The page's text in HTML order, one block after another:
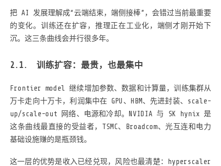
把 AI 发展理解成“云端结束，端侧接棒”，会错过当前最重要
的变化。训练还在扩容，推理正在工业化，端侧才刚开始下
沉。这三条曲线会并行很多年。
训练扩容：最贵，也最集中
Frontier model 继续增加参数、数据和计算量，训练集群从
万卡走向十万卡，利润集中在 GPU、HBM、先进封装、scale-
up/scale-out 网络、电源和冷却。NVIDIA 与 SK hynix 是
这条曲线最直接的受益者，TSMC、Broadcom、光互连和电力
基础设施赚的是瓶颈钱。
这一层的优势是收入已经兑现，风险也最清楚：hyperscaler